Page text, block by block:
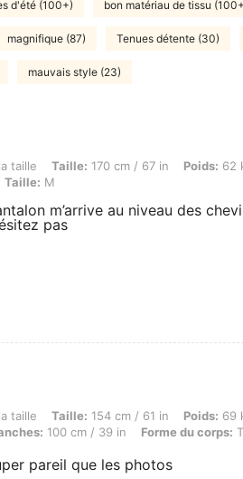
d'été (100+) bon matériau de tissu
magnifique (87) Tenues détente (30)
mauvais style (23)
Taille: 170 cm / 67 in, Poids: 62 kg / 137 lbs,
taille Taille: 170 cm / 67 in Poids: 62
Taille: M
m’arrive au niveau des
pas
Taille: 154 cm / 61 in, Poids: 69 kg / 152
taille Taille: 154 cm / 61 in Poids: 69
100 cm / 39 in Forme du corps:
pareil que les photos